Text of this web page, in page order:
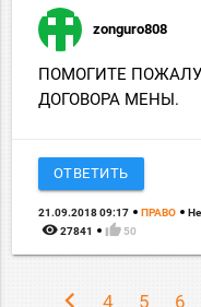
zonguro808
ПОМОГИТЕ
ДОГОВОРА МЕНЫ.
ОТВЕТИТЬ
21.09.2018 09:17 ПРАВО
remove_red_eye 27841 thumb_up 50
chevron_left 4 5 6